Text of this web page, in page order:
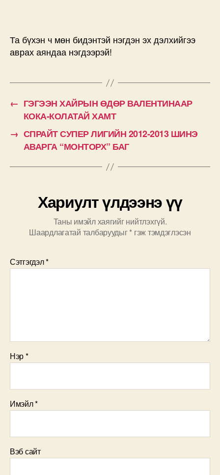
Та бүхэн ч мөн бидэнтэй нэгдэн эх дэлхийгээ
аврах аяндаа нэгдээрэй!
← ГЭГЭЭН ХАЙРЫН ӨДӨР ВАЛЕНТИНААР
КОКА-КОЛАТАЙ ХАМТ
→ СПРАЙТ СУПЕР ЛИГИЙН 2012-2013 ШИНЭ
АВАРГА “МОНТОРХ” БАГ
Хариулт үлдээнэ үү
Таны имэйл хаягийг нийтлэхгүй.
Шаардлагатай талбаруудыг* гэж тэмдэглэсэн
Сэтгэгдэл*
Нэр*
Имэйл*
Вэб сайт